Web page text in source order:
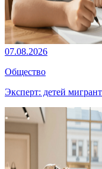
07.08.2026
Общество
Эксперт: детей